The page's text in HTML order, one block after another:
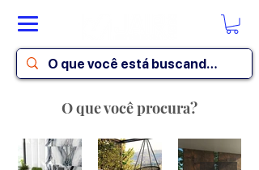
O que você procura?